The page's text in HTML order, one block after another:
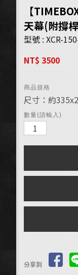
【
天幕(附撐
型號 : XCR-
NT$ 3500
商品規格
尺寸：約
數量(請輸入)
分享到